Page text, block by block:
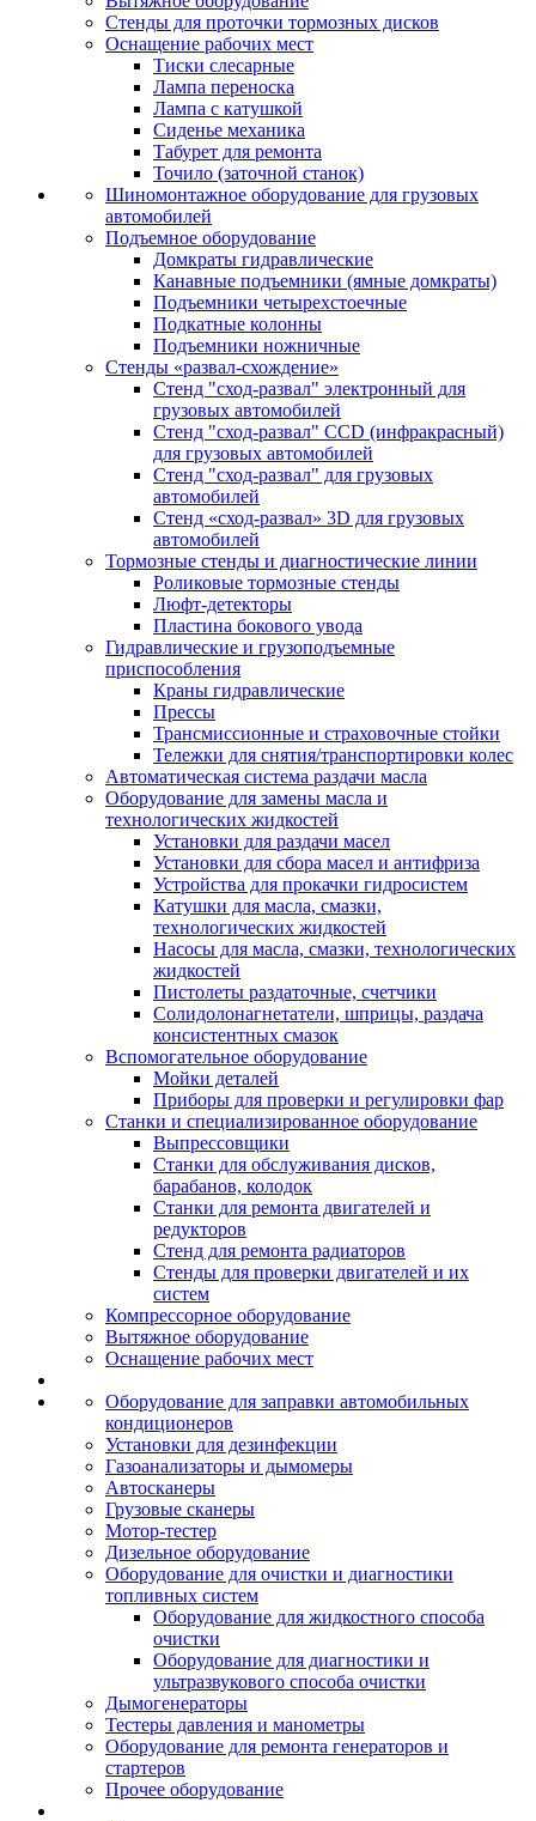
Стенды для проточки тормозных дисков
Оснащение рабочих мест
Тиски слесарные
Лампа переноска
Лампа с катушкой
Сиденье механика
Табурет для ремонта
Точило (заточной станок)
Шиномонтажное оборудование для грузовых
автомобилей
Подъемное оборудование
Домкраты гидравлические
Канавные подъемники (ямные домкраты)
Подъемники четырехстоечные
Подкатные колонны
Подъемники ножничные
Стенды «развал-схождение»
Стенд "сход-развал" электронный для
грузовых автомобилей
Стенд "сход-развал" CCD (инфракрасный)
для грузовых автомобилей
Стенд "сход-развал" для грузовых
автомобилей
Стенд «сход-развал» 3D для грузовых
автомобилей
Тормозные стенды и диагностические линии
Роликовые тормозные стенды
Люфт-детекторы
Пластина бокового увода
Гидравлические и грузоподъемные
приспособления
Краны гидравлические
Прессы
Трансмиссионные и страховочные стойки
Тележки для снятия/транспортировки колес
Автоматическая система раздачи масла
Оборудование для замены масла и
технологических жидкостей
Установки для раздачи масел
Установки для сбора масел и антифриза
Устройства для прокачки гидросистем
Катушки для масла, смазки,
технологических жидкостей
Насосы для масла, смазки, технологических
жидкостей
Пистолеты раздаточные, счетчики
Солидолонагнетатели, шприцы, раздача
консистентных смазок
Вспомогательное оборудование
Мойки деталей
Приборы для проверки и регулировки фар
Станки и специализированное оборудование
Выпрессовщики
Станки для обслуживания дисков,
барабанов, колодок
Станки для ремонта двигателей и
редукторов
Стенд для ремонта радиаторов
Стенды для проверки двигателей и их
систем
Компрессорное оборудование
Вытяжное оборудование
Оснащение рабочих мест
Оборудование для заправки автомобильных
кондиционеров
Установки для дезинфекции
Газоанализаторы и дымомеры
Автосканеры
Грузовые сканеры
Мотор-тестер
Дизельное оборудование
Оборудование для очистки и диагностики
топливных систем
Оборудование для жидкостного способа
очистки
Оборудование для диагностики и
ультразвукового способа очистки
Дымогенераторы
Тестеры давления и манометры
Оборудование для ремонта генераторов и
стартеров
Прочее оборудование